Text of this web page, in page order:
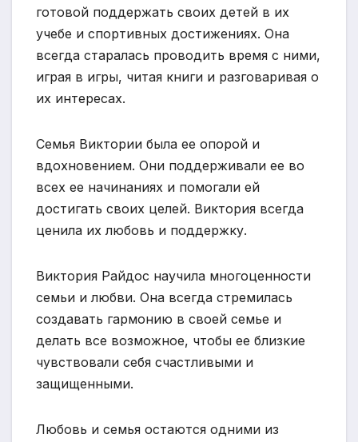
готовой поддержать своих детей в их
учебе и спортивных достижениях. Она
всегда старалась проводить время с ними,
играя в игры, читая книги и разговаривая о
их интересах.
Семья Виктории была ее опорой и
вдохновением. Они поддерживали ее во
всех ее начинаниях и помогали ей
достигать своих целей. Виктория всегда
ценила их любовь и поддержку.
Виктория Райдос научила многоценности
семьи и любви. Она всегда стремилась
создавать гармонию в своей семье и
делать все возможное, чтобы ее близкие
чувствовали себя счастливыми и
защищенными.
Любовь и семья остаются одними из